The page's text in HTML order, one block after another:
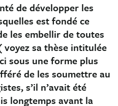
de développer les
est fondé ce
les embellir de toutes
voyez sa thèse intitulée
sous une forme plus
de les soumettre au
s’il n’avait été
longtemps avant la